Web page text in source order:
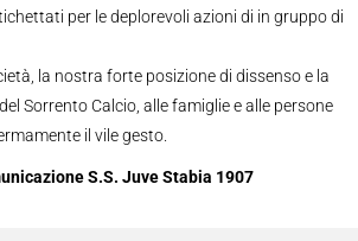
per le deplorevoli azioni di in gruppo di
la nostra forte posizione di dissenso e la
Sorrento Calcio, alle famiglie e alle persone
il vile gesto.
S.S. Juve Stabia 1907